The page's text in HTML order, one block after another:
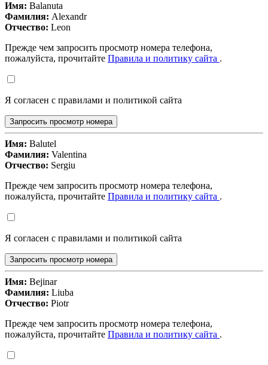
Имя: Balanuta
Фамилия: Alexandr
Отчество: Leon
Прежде чем запросить просмотр номера телефона,
пожалуйста, прочитайте Правила и политику сайта .
Я согласен с правилами и политикой сайта
Запросить просмотр номера
Имя: Balutel
Фамилия: Valentina
Отчество: Sergiu
Прежде чем запросить просмотр номера телефона,
пожалуйста, прочитайте Правила и политику сайта .
Я согласен с правилами и политикой сайта
Запросить просмотр номера
Имя: Bejinar
Фамилия: Liuba
Отчество: Piotr
Прежде чем запросить просмотр номера телефона,
пожалуйста, прочитайте Правила и политику сайта .